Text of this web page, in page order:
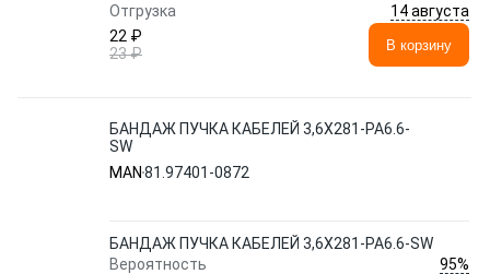
Отгрузка
14 августа
22 ₽
23 ₽
В корзину
БАНДАЖ ПУЧКА КАБЕЛЕЙ 3,6X281-PA6.6-
SW
MAN 81.97401-0872
БАНДАЖ ПУЧКА КАБЕЛЕЙ 3,6X281-PA6.6-SW
Вероятность
95%